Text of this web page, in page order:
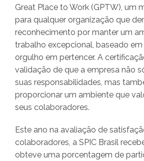
Great Place to Work (GPTW), um
para qualquer organização que
reconhecimento por manter um
trabalho excepcional, baseado
orgulho em pertencer. A
validação de que a empresa não
suas responsabilidades, mas
proporcionar um ambiente que
seus colaboradores.
Este ano na avaliação de
colaboradores, a SPIC Brasil
obteve uma porcentagem de